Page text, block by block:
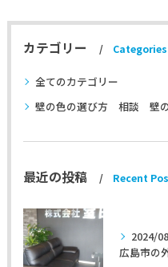
カテゴリー Categories
全てのカテゴリー
壁の色の選び方 相談 壁
最近の投稿 Recent
2024/